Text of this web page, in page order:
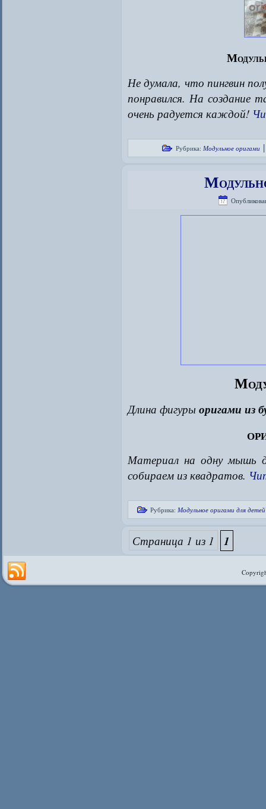
Не думала, что пингвин
понравился. На создание
очень радуется каждой!
Рубрика: Модульное оригами
Длина фигуры оригами из
Материал на одну мышь
собираем из квадратов.
Рубрика: Модульное оригами для детей
Страница 1 из 1 1